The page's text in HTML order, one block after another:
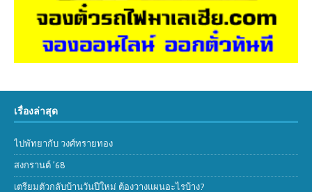
เรื่องล่าสุด
ไปพัทยากับ วงศ์ทรายทอง
สงกรานต์ ’68
เตรียมตัวกลับบ้านวันปีใหม่ ต้องวางแผนอะไรบ้าง?